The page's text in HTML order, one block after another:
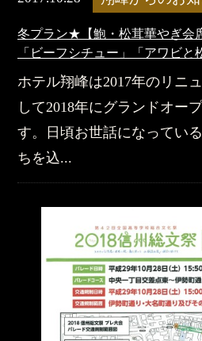
冬プラン★【鮑・松茸華やぎ会
「ビーフシチュー」「アワビと
ホテル翔峰は2017年のリニ
して2018年にグランドオー
す。日頃お世話になってい
ちを込...